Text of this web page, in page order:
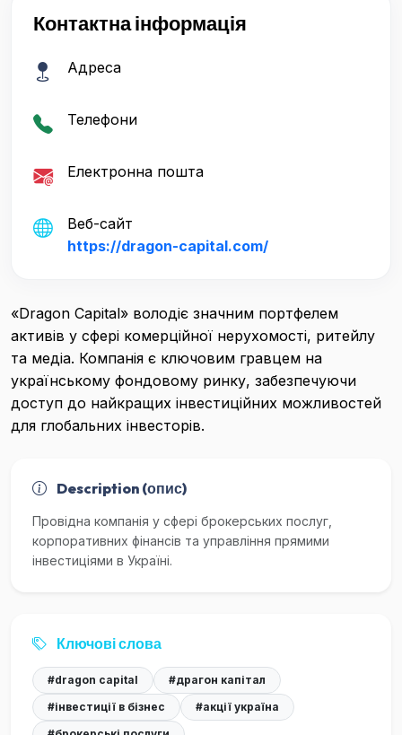
Контактна інформація
Адреса
Телефони
Електронна пошта
Веб-сайт
https://dragon-capital.com/
«Dragon Capital» володіє значним портфелем
активів у сфері комерційної нерухомості, ритейлу
та медіа. Компанія є ключовим гравцем на
українському фондовому ринку, забезпечуючи
доступ до найкращих інвестиційних можливостей
для глобальних інвесторів.
Description (опис)
Провідна компанія у сфері брокерських послуг,
корпоративних фінансів та управління прямими
інвестиціями в Україні.
Ключові слова
#dragon capital
#драгон капітал
#інвестиції в бізнес
#акції україна